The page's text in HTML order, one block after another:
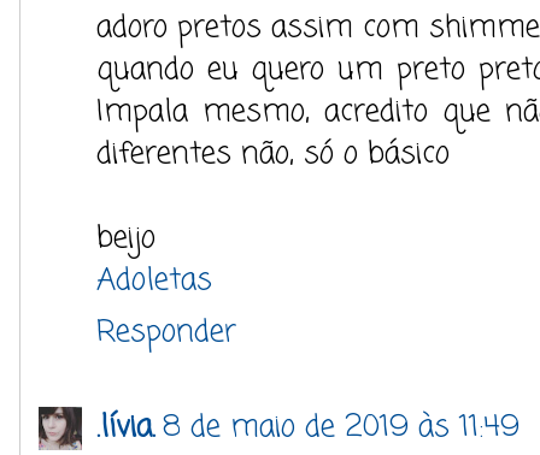
adoro pretos assim com
quando eu quero um preto
Impala mesmo, acredito que
diferentes não, só o básico
beijo
Adoletas
Responder
.lívia.8 de maio de 2019 às 11:49